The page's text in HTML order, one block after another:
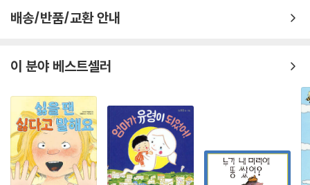
합니다. 둘이 함께 긴장감을 조성하지요.”
잠옷을 보자. 루트비히의 머리에는 형광을 사용해 어둠 속에서도 밝게 빛
여 준다. 그리고 초록빛 잠옷을 가만히 보면 코뿔소가 그려져 있음을 발견
할 수 있다. 빛의 각도에 따라 드러나기도 안 보이기도 해서 ‘보이지 않으면
없다고 할 수 있는가’라는 이 책의 주제를 다시 한번 상기시킨다. 뿐만 아니
라 방 구석구석에 놓인 장난감과 갖가지 물건들도 그 역할을 해내고 있으
며, 앞면지와 뒷면지의 차이를 확인하며 보이지 않는 것을 상상하는 즐거
움을 안겨 준다.
배송/반품/교환 안내
이 분야 베스트셀러